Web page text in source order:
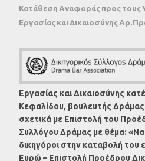
Κατάθεση Αναφοράς προς τους
Εργασίας και Δικαιοσύνης
Εργασίας και Δικαιοσύνης
Κεφαλίδου, βουλευτής
σχετικά με Επιστολή του
Συλλόγου Δράμας με θέμα: «Να
δικηγόροι στην καταβολή του
Ευρώ – Επιστολή Προέδρου